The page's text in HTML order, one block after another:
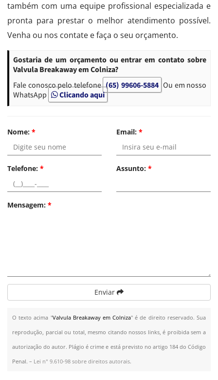
também com uma equipe profissional especializada e
pronta para prestar o melhor atendimento possível.
Venha ou nos contate e faça o seu orçamento.
Gostaria de um orçamento ou entrar em contato sobre
Valvula Breakaway em Colniza?
Fale conosco pelo telefone (65) 99606-5884 Ou em nosso
WhatsApp
Clicando aqui
Nome: * Email: *
Telefone: * Assunto: *
Mensagem: *
Enviar
O texto acima "Valvula Breakaway em Colniza" é de direito reservado. Sua
reprodução, parcial ou total, mesmo citando nossos links, é proibida sem a
autorização do autor. Plágio é crime e está previsto no artigo 184 do Código
Penal. – Lei n° 9.610-98 sobre direitos autorais.